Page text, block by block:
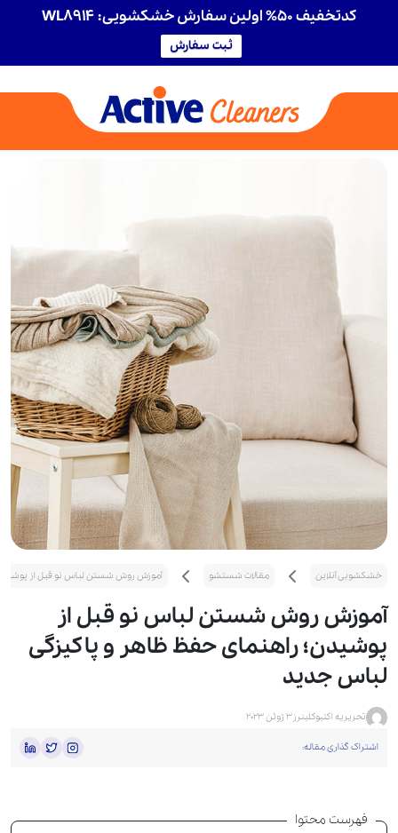
کدتخفیف 50% اولین سفارش خشکشویی: WL8914
ثبت سفارش
خشکشویی آنلاین مقالات شستشو آموزش روش شستن لباس‌ نو قبل از
آموزش روش شستن لباس‌ نو قبل از
پوشیدن؛ راهنمای حفظ ظاهر و پاکیزگی
لباس جدید
تحریریه اکتیوکلینرز3 ژوئن 2023
اشتراک گذاری مقاله:
فهرست محتوا